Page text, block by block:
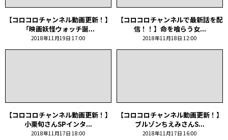
【コロコロチャンネル動画更新！】
「映画妖怪ウォッチ誕...
2018年11月19日 17:00
【コロコロチャンネルで最新話を配
信！！】命を喰らう女...
2018年11月18日 12:00
【コロコロチャンネル動画更新！】
小栗旬さんSPインタ...
2018年11月17日 18:00
【コロコロチャンネル動画更新！】
ブルゾンちえみさんS...
2018年11月17日 16:00